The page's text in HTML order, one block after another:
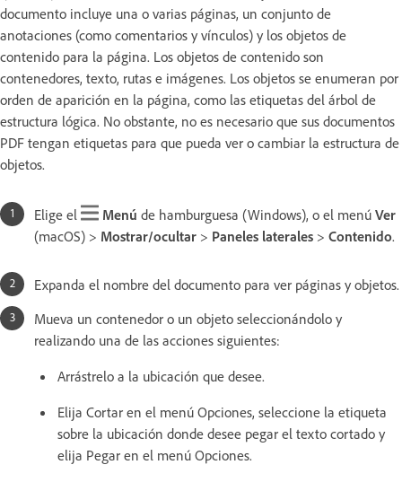
documento incluye una o varias páginas, un conjunto de
anotaciones (como comentarios y vínculos) y los objetos de
contenido para la página. Los objetos de contenido son
contenedores, texto, rutas e imágenes. Los objetos se enumeran por
orden de aparición en la página, como las etiquetas del árbol de
estructura lógica. No obstante, no es necesario que sus documentos
PDF tengan etiquetas para que pueda ver o cambiar la estructura de
objetos.
Elige el Menú de hamburguesa (Windows), o el menú Ver
(macOS) > Mostrar/ocultar > Paneles laterales > Contenido.
Expanda el nombre del documento para ver páginas y objetos.
Mueva un contenedor o un objeto seleccionándolo y
realizando una de las acciones siguientes:
Arrástrelo a la ubicación que desee.
Elija Cortar en el menú Opciones, seleccione la etiqueta
sobre la ubicación donde desee pegar el texto cortado y
elija Pegar en el menú Opciones.